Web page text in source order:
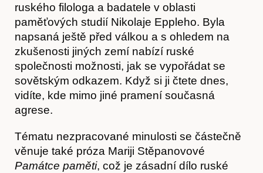
Kontakt
ruského filologa a badatele v oblasti
paměťových studií Nikolaje Eppleho. Byla
napsaná ještě před válkou a s ohledem na
zkušenosti jiných zemí nabízí ruské
společnosti možnosti, jak se vypořádat se
sovětským odkazem. Když si ji čtete dnes,
vidíte, kde mimo jiné pramení současná
agrese.
Tématu nezpracované minulosti se částečně
věnuje také próza Mariji Stěpanovové
Památce paměti, což je zásadní dílo ruské